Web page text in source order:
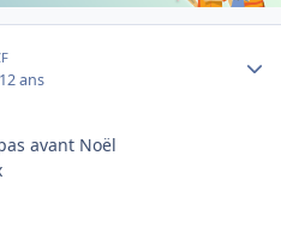
12 ans
avant Noël